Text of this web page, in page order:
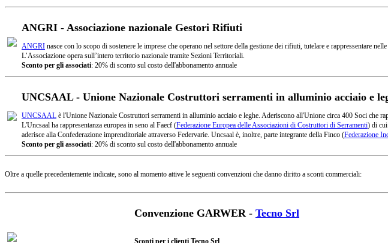
ANGRI - Associazione nazionale Gestori Rifiuti
ANGRI nasce con lo scopo di sostenere le imprese che operano nel settore della gestione dei rifiuti, tutelare e rappressentare
L’Associazione opera sull’intero territorio nazionale tramite Sezioni Territoriali.
Sconto per gli associati: 20% di sconto sul costo dell'abbonamento annuale
UNCSAAL - Unione Nazionale Costruttori serramenti in alluminio acciaio e
UNCSAAL è l'Unione Nazionale Costruttori serramenti in alluminio acciaio e leghe. Aderiscono all'Unione circa 400 Soci che
L'Uncsaal ha rappresentanza europea in seno al Faecf (Federazione Europea delle Associazioni di Costruttori di Serramenti) di
aderisce alla Confederazione imprenditoriale attraverso Federvarie. Uncsaal è, inoltre, parte integrante della Finco (Federazione
Sconto per gli associati: 20% di sconto sul costo dell'abbonamento annuale
Oltre a quelle precedentemente indicate, sono al momento attive le seguenti convenzioni che danno diritto a sconti commerciali:
Convenzione GARWER - Tecno Srl
Sconti per i clienti Tecno Srl